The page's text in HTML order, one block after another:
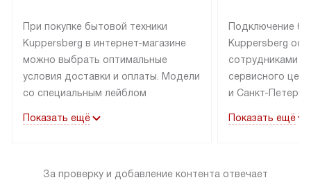
При покупке бытовой техники
Kuppersberg в интернет-магазине
можно выбрать оптимальные
условия доставки и оплаты. Модели
со специальным лейблом
в пределах МКАД до подъезда,
«в наличии» может быть отправлен
Показать ещё
Подключение
Kuppersberg
сотрудниками
сервисного
и Санкт-
подключается к
за пределы
Показать ещё
За проверку и добавление контента отвечает